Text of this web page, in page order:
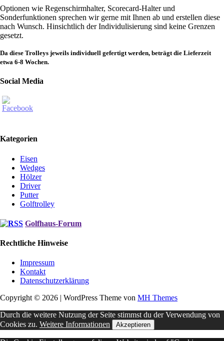
Optionen wie Regenschirmhalter, Scorecard-Halter und
Sonderfunktionen sprechen wir gerne mit Ihnen ab und erstellen diese
nach Wunsch. Hinsichtlich der Individulisierung sind keine Grenzen
gesetzt.
Da diese Trolleys jeweils individuell gefertigt werden, beträgt die Lieferzeit
etwa 6-8 Wochen.
Social Media
Kategorien
Eisen
Wedges
Hölzer
Driver
Putter
Golftrolley
Golfhaus-Forum
Rechtliche Hinweise
Impressum
Kontakt
Datenschutzerklärung
Copyright © 2026 | WordPress Theme von MH Themes
Durch die weitere Nutzung der Seite stimmst du der Verwendung von
Cookies zu. Weitere Informationen Akzeptieren